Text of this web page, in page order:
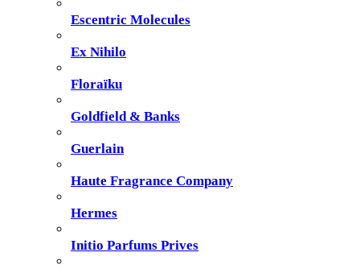
Escentric Molecules
Ex Nihilo
Floraïku
Goldfield & Banks
Guerlain
Haute Fragrance Company
Hermes
Initio Parfums Prives